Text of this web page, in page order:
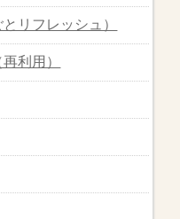
リフレッシュ）
利用）